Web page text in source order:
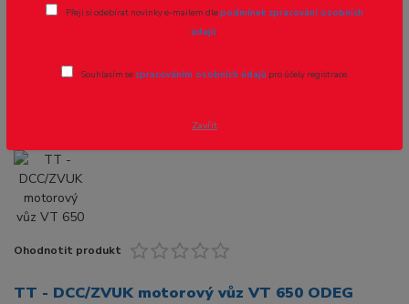
ODEG
Ohodnotit produkt
TT - DCC/ZVUK motorový vůz VT 650 ODEG
Přeji si odebírat novinky e-mailem dlepodmínek zpracování osobních
údajů.
Souhlasím se zpracováním osobních údajů pro účely registrace.
Zavřít